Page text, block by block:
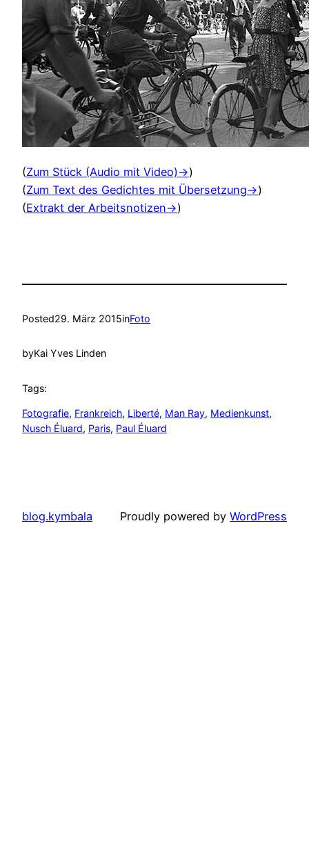
(Zum Stück (Audio mit Video)→)
(Zum Text des Gedichtes mit Übersetzung→)
(Extrakt der Arbeitsnotizen→)
Posted29. März 2015inFoto
byKai Yves Linden
Tags:
Fotografie, Frankreich, Liberté, Man Ray, Medienkunst
Nusch Éluard, Paris, Paul Éluard
blog.kymbala Proudly powered by WordPress